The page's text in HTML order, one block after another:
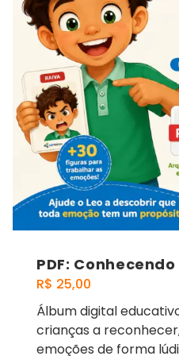
PDF:
R$ 25,00
Álbum digital
crianças a
emoções de forma